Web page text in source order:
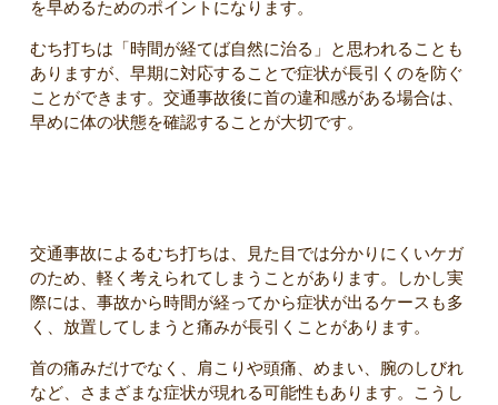
を早めるためのポイントになります。
むち打ちは「時間が経てば自然に治る」と思われることも
ありますが、早期に対応することで症状が長引くのを防ぐ
ことができます。交通事故後に首の違和感がある場合は、
早めに体の状態を確認することが大切です。
交通事故によるむち打ちは、見た目では分かりにくいケガ
のため、軽く考えられてしまうことがあります。しかし実
際には、事故から時間が経ってから症状が出るケースも多
く、放置してしまうと痛みが長引くことがあります。
首の痛みだけでなく、肩こりや頭痛、めまい、腕のしびれ
など、さまざまな症状が現れる可能性もあります。こうし